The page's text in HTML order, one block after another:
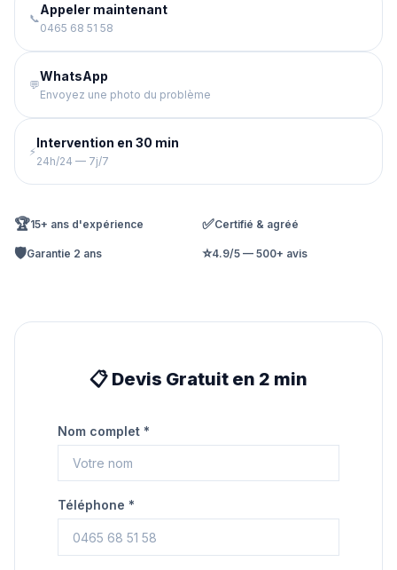
📞
Appeler maintenant
0465 68 51 58
💬
WhatsApp
Envoyez une photo du problème
⚡
Intervention en 30 min
24h/24 — 7j/7
🏆15+ ans d'expérience ✅Certifié & agréé
🛡️Garantie 2 ans ⭐4.9/5 — 500+ avis
📋 Devis Gratuit en 2 min
Nom complet *
Téléphone *